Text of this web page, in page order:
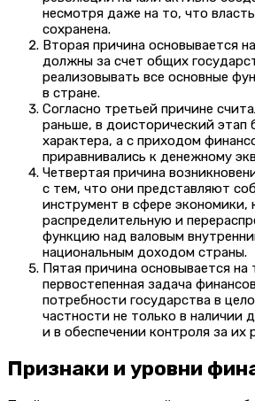
несмотря даже на то, что
сохранена.
Вторая причина основывается
должны за счет общих
реализовывать все основные
в стране.
Согласно третьей причине
раньше, в доисторический этап
характера, а с приходом
приравнивались к денежному
Четвертая причина
с тем, что они представляют
инструмент в сфере экономики,
распределительную и
функцию над валовым
национальным доходом страны.
Пятая причина основывается на
первостепенная задача
потребности государства в
частности не только в наличии
и в обеспечении контроля за их
Признаки и уровни